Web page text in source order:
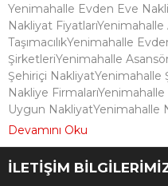
Yenimahalle Evden Eve
Nakliyat FiyatlarıYenimahalle
TaşımacılıkYenimahalle
ŞirketleriYenimahalle
Şehiriçi NakliyatYenimahalle
Nakliye
Uygun NakliyatYenimahalle
Devamını Oku
İLETİŞİM